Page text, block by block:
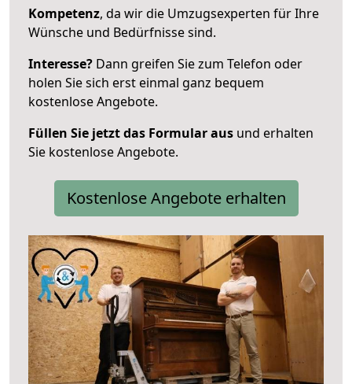
Kompetenz, da wir die Umzugsexperten für Ihre
Wünsche und Bedürfnisse sind.
Interesse? Dann greifen Sie zum Telefon oder
holen Sie sich erst einmal ganz bequem
kostenlose Angebote.
Füllen Sie jetzt das Formular aus und erhalten
Sie kostenlose Angebote.
Kostenlose Angebote erhalten